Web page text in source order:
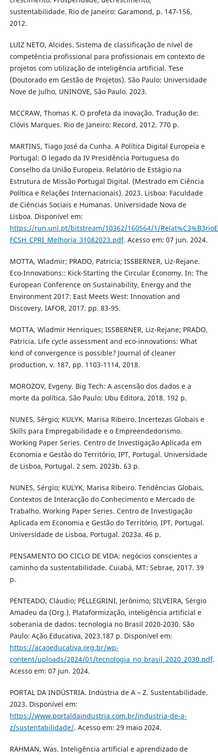
sustentabilidade. Rio de Janeiro: Garamond, p. 147-156,
2012.
LUIZ NETO, Alcides. Sistema de classificação de nível de
competência profissional para profissionais em contexto de
projetos com utilização de inteligência artificial. Tese
(Doutorado em Gestão de Projetos). São Paulo: Universidade
Nove de Julho, UNINOVE, São Paulo. 2023.
MCCRAW, Thomas K. O profeta da inovação. Tradução de:
Clóvis Marques. Rio de Janeiro: Record, 2012. 770 p.
MARTINS, Tiago José da Cunha. A Política Digital Europeia e
Portugal: O legado da IV Presidência Portuguesa do
Conselho da União Europeia. Relatório de Estágio na
Estrutura de Missão Portugal Digital. (Mestrado em Ciência
Política e Relações Internacionais). 2023. Lisboa: Faculdade
de Ciências Sociais e Humanas. Universidade Nova de
Lisboa. Disponível em:
https://run.unl.pt/bitstream/10362/160564/1/
FCSH_CPRI_Melhoria_31082023.pdf. Acesso em: 07 jun. 2024.
MOTTA, Wladmir; PRADO, Patricia; ISSBERNER, Liz-Rejane.
Eco-Innovations:: Kick-Starting the Circular Economy. In: The
European Conference on Sustainability, Energy and the
Environment 2017: East Meets West: Innovation and
Discovery. IAFOR, 2017. pp. 83-95.
MOTTA, Wladmir Henriques; ISSBERNER, Liz-Rejane; PRADO,
Patricia. Life cycle assessment and eco-innovations: What
kind of convergence is possible? Journal of cleaner
production, v. 187, pp. 1103-1114, 2018.
MOROZOV, Evgeny. Big Tech: A ascensão dos dados e a
morte da política. São Paulo: Ubu Editora, 2018. 192 p.
NUNES, Sérgio; KULYK, Marisa Ribeiro. Incertezas Globais e
Skills para Empregabilidade e o Empreendedorismo.
Working Paper Series. Centro de Investigação Aplicada em
Economia e Gestão do Território, IPT, Portugal. Universidade
de Lisboa, Portugal. 2 sem. 2023b. 63 p.
NUNES, Sérgio; KULYK, Marisa Ribeiro. Tendências Globais,
Contextos de Interacção do Conhecimento e Mercado de
Trabalho. Working Paper Series. Centro de Investigação
Aplicada em Economia e Gestão do Território, IPT, Portugal.
Universidade de Lisboa, Portugal. 2023a. 46 p.
PENSAMENTO DO CICLO DE VIDA: negócios conscientes a
caminho da sustentabilidade. Cuiabá, MT: Sebrae, 2017. 39
p.
PENTEADO, Cláudio; PELLEGRINI, Jerônimo; SILVEIRA, Sérgio
Amadeu da (Org.). Plataformização, inteligência artificial e
soberania de dados: tecnologia no Brasil 2020-2030. São
Paulo: Ação Educativa, 2023.187 p. Disponível em:
https://acaoeducativa.org.br/wp-
content/uploads/2024/01/tecnologia_no_brasil_2020_2030.pdf.
Acesso em: 07 jun. 2024.
PORTAL DA INDÚSTRIA. Indústria de A – Z. Sustentabilidade.
2023. Disponível em:
https://www.portaldaindustria.com.br/industria-de-a-
z/sustentabilidade/. Acesso em: 29 maio 2024.
RAHMAN, Was. Inteligência artificial e aprendizado de